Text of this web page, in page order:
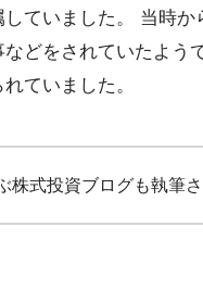
ていました。 当時
どをされていたよう
ていました。
株式投資ブログも執筆